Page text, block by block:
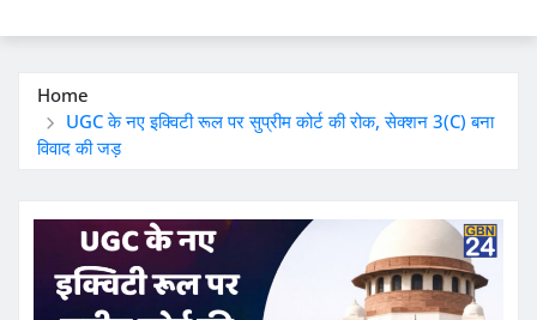
Home
UGC के नए इक्विटी रूल पर सुप्रीम कोर्ट की रोक, सेक्शन 3(C) बना
विवाद की जड़